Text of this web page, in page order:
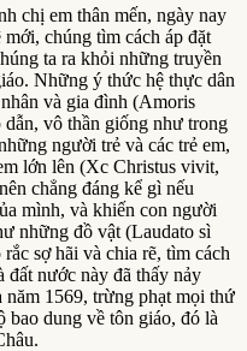
chị em thân mến, ngày nay
chúng tìm cách áp đặt
ta ra khỏi những truyền
Những ý thức hệ thực dân
và gia đình (Amoris
vô thần giống như trong
người trẻ và các trẻ em,
lớn lên (Xc Christus vivit,
chẳng đáng kể gì nếu
mình, và khiến con người
những đồ vật (Laudato sì
sợ hãi và chia rẽ, tìm cách
đất nước này đã thấy nảy
1569, trừng phạt mọi thứ
bao dung về tôn giáo, đó là